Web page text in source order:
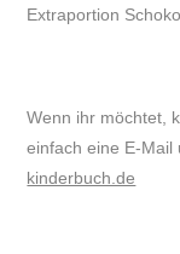
Extraportion
Wenn ihr möchtet,
einfach eine E-Mail
kinderbuch.de